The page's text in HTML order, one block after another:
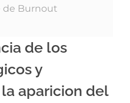
de Burnout
de los
y
aparicion del